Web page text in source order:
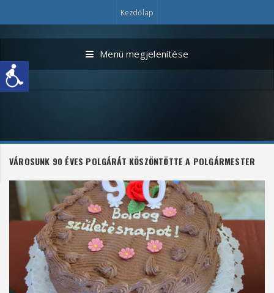
Kezdőlap
Menü megjelenítése
VÁROSUNK 90 ÉVES POLGÁRÁT KÖSZÖNTÖTTE A POLGÁRMESTER